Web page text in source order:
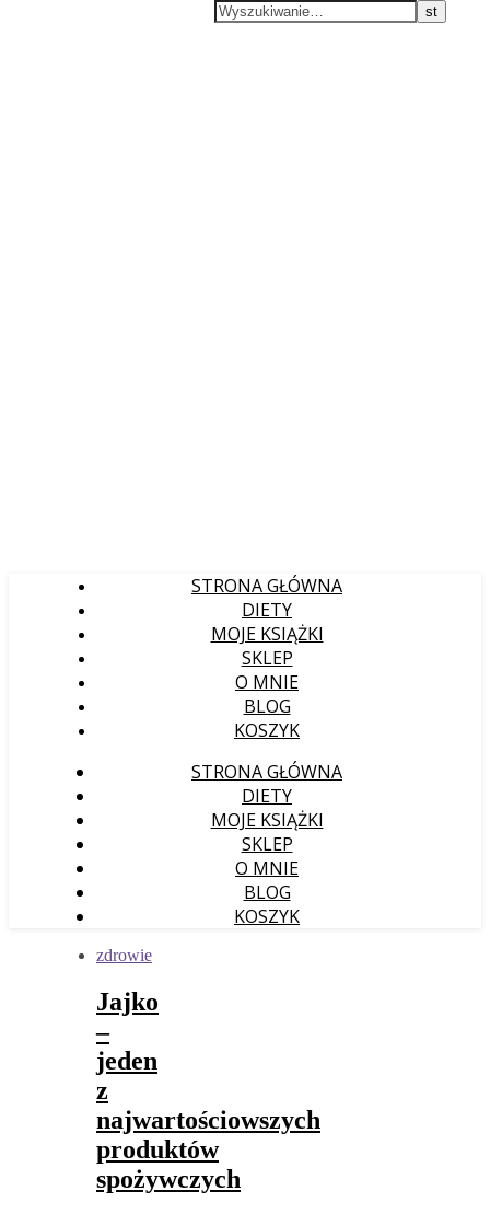
STRONA GŁÓWNA
DIETY
MOJE KSIĄŻKI
SKLEP
O MNIE
BLOG
KOSZYK
STRONA GŁÓWNA
DIETY
MOJE KSIĄŻKI
SKLEP
O MNIE
BLOG
KOSZYK
zdrowie
Jajko
–
jeden
z
najwartościowszych
produktów
spożywczych